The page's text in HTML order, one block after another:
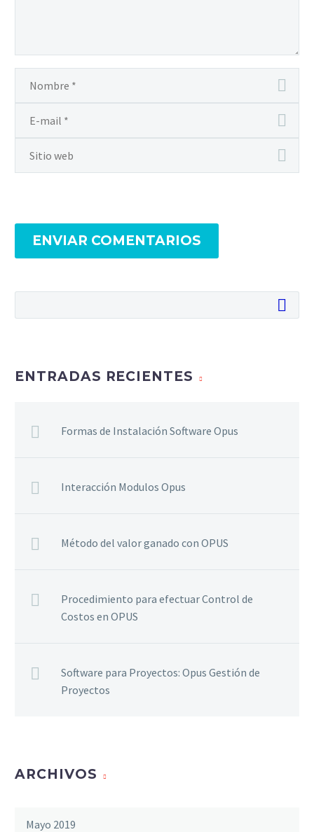
ENVIAR COMENTARIOS
ENTRADAS RECIENTES
Formas de Instalación Software Opus
Interacción Modulos Opus
Método del valor ganado con OPUS
Procedimiento para efectuar Control de
Costos en OPUS
Software para Proyectos: Opus Gestión de
Proyectos
ARCHIVOS
Mayo 2019